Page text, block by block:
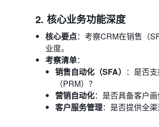
2. 核心业务功能深度
核心要点：考察CRM在销售（
业度。
考察清单：
销售自动化（SFA） ：是否
（PRM）？
营销自动化：是否具备客户
客户服务管理：是否提供全